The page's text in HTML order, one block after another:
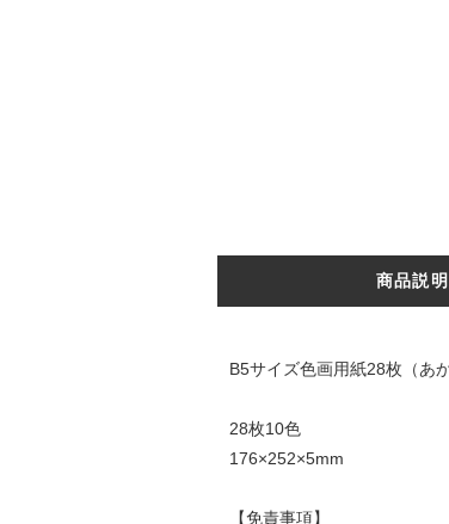
商品説明
B5サイズ色画用紙28枚（あ
28枚10色
176×252×5mm
【免責事項】